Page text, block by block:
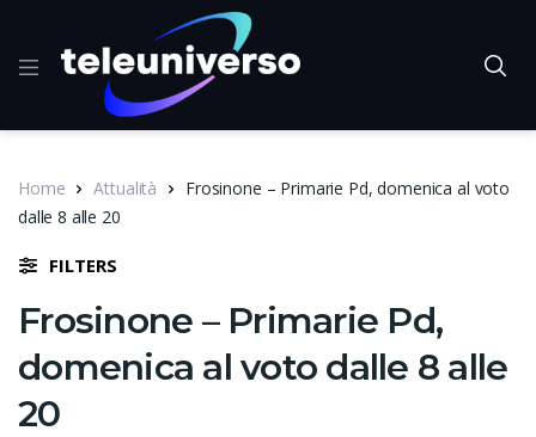
Home Attualità
Frosinone – Primarie Pd, domenica al voto
dalle 8 alle 20
FILTERS
Frosinone – Primarie Pd,
domenica al voto dalle 8 alle
20